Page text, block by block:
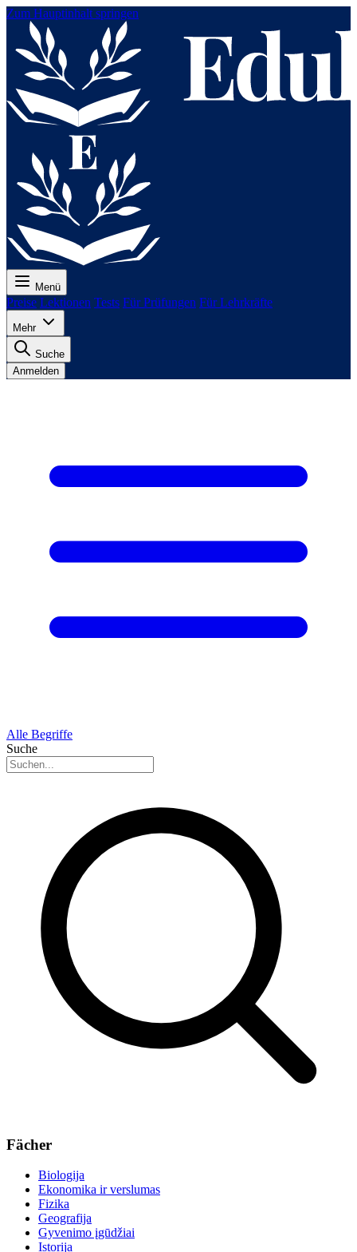
Zum Hauptinhalt springen
Menü
Preise Lektionen Tests Für Prüfungen Für Lehrkräfte
Mehr
Suche
Anmelden
Alle Begriffe
Suche
Fächer
Biologija
Ekonomika ir verslumas
Fizika
Geografija
Gyvenimo įgūdžiai
Istorija